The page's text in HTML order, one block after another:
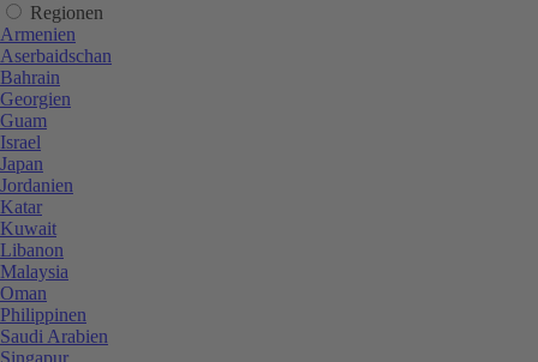
Regionen
Armenien
Aserbaidschan
Bahrain
Georgien
Guam
Israel
Japan
Jordanien
Katar
Kuwait
Libanon
Malaysia
Oman
Philippinen
Saudi Arabien
Singapur